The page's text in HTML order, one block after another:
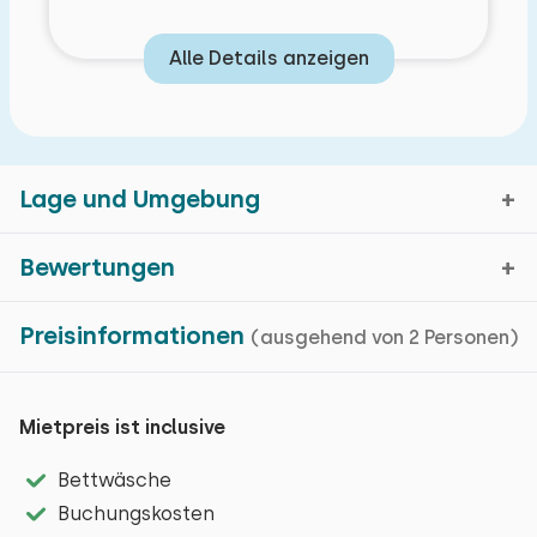
Preisinformationen (ausgehend von 2 Personen)
Mietpreis ist inclusive
Bettwäsche
Buchungskosten
Eigenschaften
Grundlegende Merkmale
Chalet
Einfamilienhaus
Alle Details anzeigen
Lage und Umgebung
Gapinge, Zeeland
Gapinge ist ein schönes Dorf mit einer besonderen
Atmosphäre und authentischem Aussehen. Die vielen
Bewertungen
Bewertungen in den
Monaten